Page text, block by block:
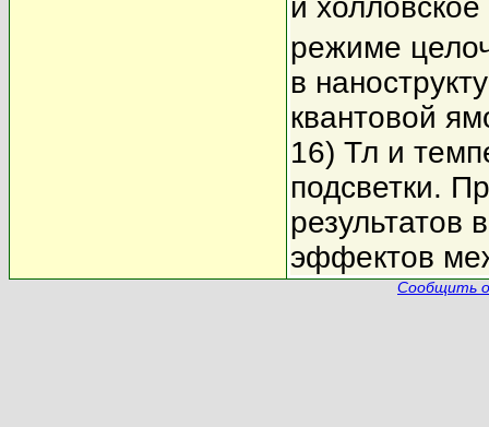
режиме
в
квантовой
16) Тл и
подсветки.
результатов
эффектов
Сообщить о